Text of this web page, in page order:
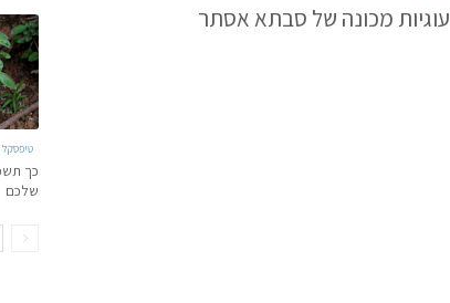
עוגיות מכונה של סבתא אסתר
טיפסקל
כך
שלכם